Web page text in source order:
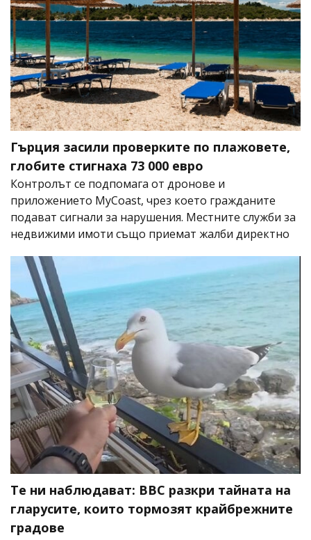
Гърция засили проверките по плажовете,
глобите стигнаха 73 000 евро
Контролът се подпомага от дронове и
приложението MyCoast, чрез което гражданите
подават сигнали за нарушения. Местните служби за
недвижими имоти също приемат жалби директно
Те ни наблюдават: BBC разкри тайната на
гларусите, които тормозят крайбрежните
градове